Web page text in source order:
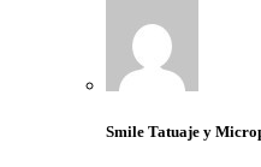
Smile Tatuaje y